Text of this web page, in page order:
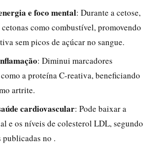
e foco mental: Durante a cetose,
como combustível, promovendo
sem picos de açúcar no sangue.
: Diminui marcadores
a proteína C-reativa, beneficiando
artrite.
cardiovascular: Pode baixar a
e os níveis de colesterol LDL, segundo
publicadas no .